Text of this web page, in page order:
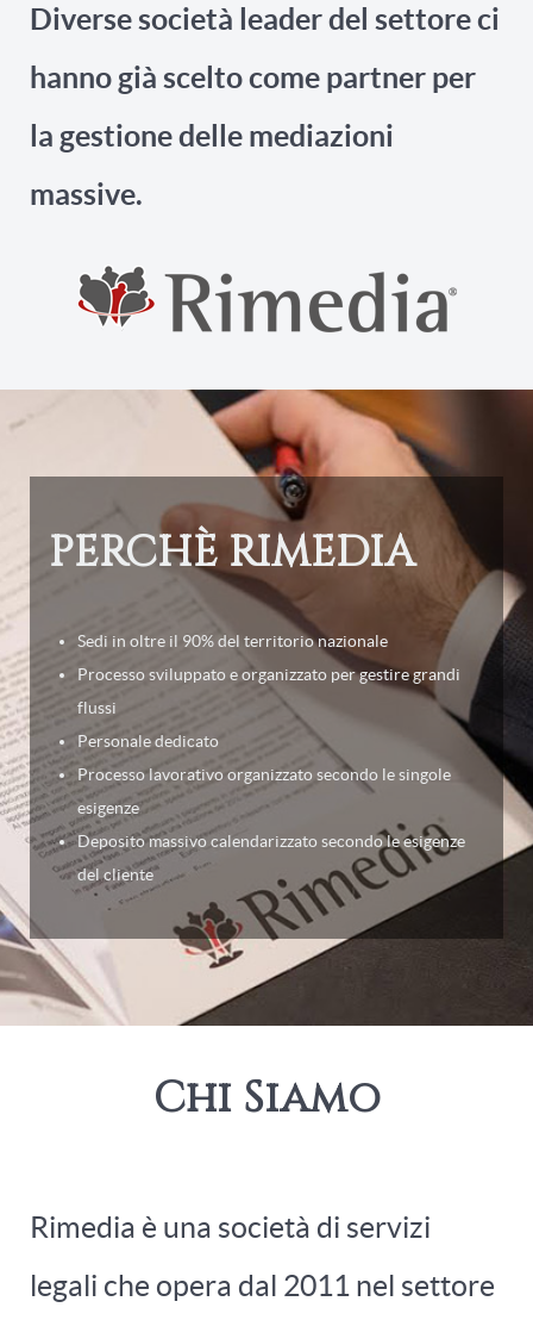
Diverse società leader del settore ci
hanno già scelto come partner per
la gestione delle mediazioni
massive.
PERCHÈ RIMEDIA
Sedi in oltre il 90% del territorio nazionale
Processo sviluppato e organizzato per gestire grandi
flussi
Personale dedicato
Processo lavorativo organizzato secondo le singole
esigenze
Deposito massivo calendarizzato secondo le esigenze
del cliente
Chi Siamo
Rimedia è una società di servizi
legali che opera dal 2011 nel settore